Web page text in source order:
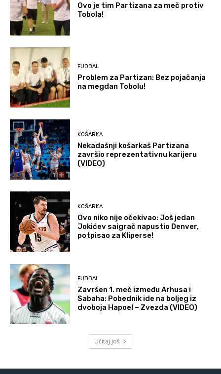
Ovo je tim Partizana za meč protiv
Tobola!
FUDBAL
Problem za Partizan: Bez pojačanja
na megdan Tobolu!
KOŠARKA
Nekadašnji košarkaš Partizana
završio reprezentativnu karijeru
(VIDEO)
KOŠARKA
Ovo niko nije očekivao: Još jedan
Jokićev saigrač napustio Denver,
potpisao za Kliperse!
FUDBAL
Završen 1. meč između Arhusa i
Sabaha: Pobednik ide na boljeg iz
dvoboja Hapoel – Zvezda (VIDEO)
Učitaj još